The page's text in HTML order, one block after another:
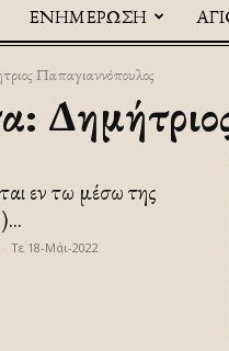
ΕΝΗΜΕΡΩΣΗ
Παπαγιαννόπουλος
εν τω μέσω της
Τε 18-Μάι-2022